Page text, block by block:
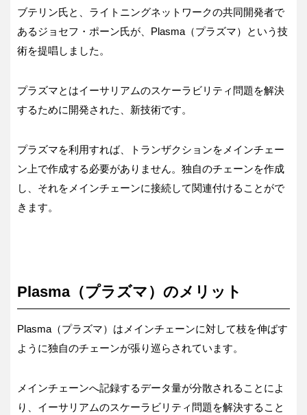
ブテリン氏と、ライトニングネットワークの共同開発者で
あるジョセフ・ポーン氏が、Plasma（プラズマ）という技
術を提唱しました。
プラズマとはイーサリアムのスケーラビリティ問題を解決
するために開発された、新技術です。
プラズマを利用すれば、トランザクションをメインチェー
ン上で作成する必要がありません。独自のチェーンを作成
し、それをメインチェーンに接続して関連付けることがで
きます。
Plasma（プラズマ）のメリット
Plasma（プラズマ）はメインチェーンに対して枝を伸ばす
ように独自のチェーンが張り巡らされています。
メインチェーンへ記録するデータ量が分散されることによ
り、イーサリアムのスケーラビリティ問題を解決すること